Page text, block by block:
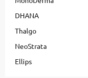
DHANA
Thalgo
NeoStrata
Ellips